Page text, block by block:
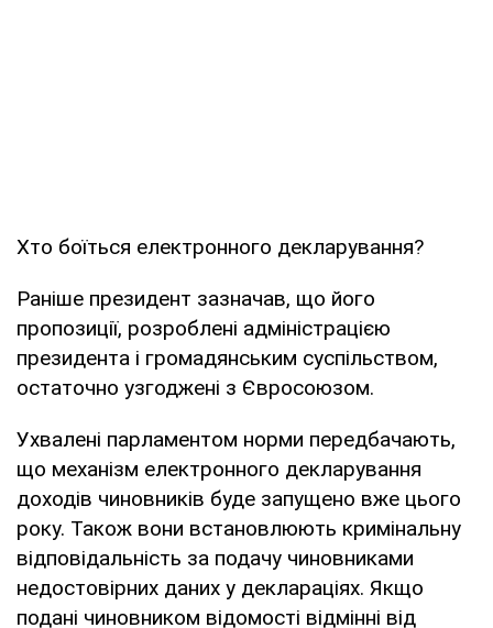
Хто боїться електронного декларування?
Раніше президент зазначав, що його
пропозиції, розроблені адміністрацією
президента і громадянським суспільством,
остаточно узгоджені з Євросоюзом.
Ухвалені парламентом норми передбачають,
що механізм електронного декларування
доходів чиновників буде запущено вже цього
року. Також вони встановлюють кримінальну
відповідальність за подачу чиновниками
недостовірних даних у деклараціях. Якщо
подані чиновником відомості відмінні від